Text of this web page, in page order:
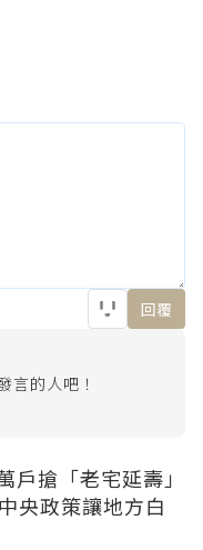
回覆
言的人吧！
戶搶「老宅延壽」
央政策讓地方白